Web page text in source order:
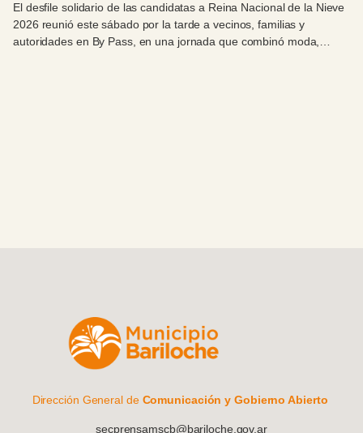
El desfile solidario de las candidatas a Reina Nacional de la Nieve
2026 reunió este sábado por la tarde a vecinos, familias y
autoridades en By Pass, en una jornada que combinó moda,
Dirección General de Comunicación y Gobierno Abierto
secprensamscb@bariloche.gov.ar